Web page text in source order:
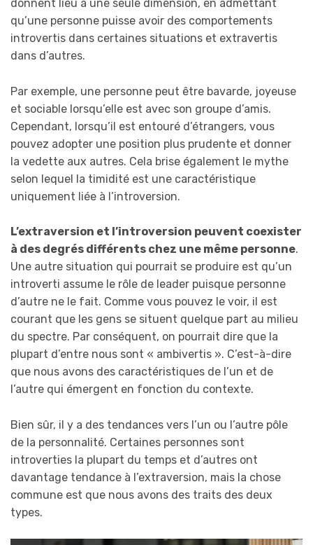
donnent lieu à une seule dimension, en admettant
qu’une personne puisse avoir des comportements
introvertis dans certaines situations et extravertis
dans d’autres.
Par exemple, une personne peut être bavarde, joyeuse
et sociable lorsqu’elle est avec son groupe d’amis.
Cependant, lorsqu’il est entouré d’étrangers, vous
pouvez adopter une position plus prudente et donner
la vedette aux autres. Cela brise également le mythe
selon lequel la timidité est une caractéristique
uniquement liée à l’introversion.
L’extraversion et l’introversion peuvent coexister
à des degrés différents chez une même personne.
Une autre situation qui pourrait se produire est qu’un
introverti assume le rôle de leader puisque personne
d’autre ne le fait. Comme vous pouvez le voir, il est
courant que les gens se situent quelque part au milieu
du spectre. Par conséquent, on pourrait dire que la
plupart d’entre nous sont « ambivertis ». C’est-à-dire
que nous avons des caractéristiques de l’un et de
l’autre qui émergent en fonction du contexte.
Bien sûr, il y a des tendances vers l’un ou l’autre pôle
de la personnalité. Certaines personnes sont
introverties la plupart du temps et d’autres ont
davantage tendance à l’extraversion, mais la chose
commune est que nous avons des traits des deux
types.